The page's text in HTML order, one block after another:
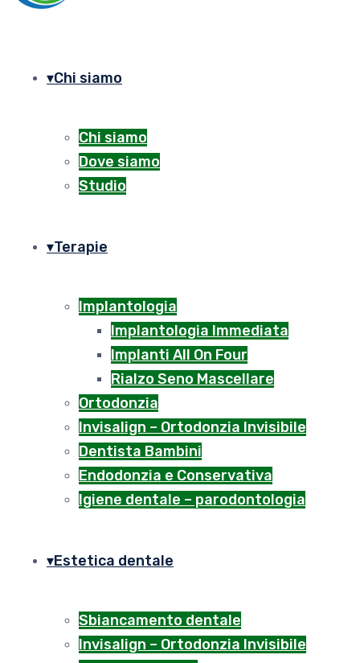
Chi siamo
Chi siamo
Dove siamo
Studio
Terapie
Implantologia
Implantologia Immediata
Implanti All On Four
Rialzo Seno Mascellare
Ortodonzia
Invisalign – Ortodonzia Invisibile
Dentista Bambini
Endodonzia e Conservativa
Igiene dentale – parodontologia
Estetica dentale
Sbiancamento dentale
Invisalign – Ortodonzia Invisibile